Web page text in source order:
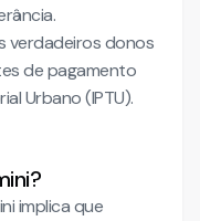
verdadeiros donos
de pagamento
Urbano (IPTU).
implica que